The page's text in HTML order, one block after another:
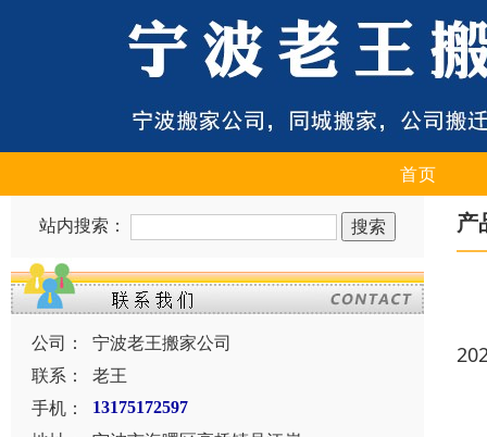
首页
站内搜索：
公司：
宁波老王搬家公司
联系：
老王
手机：
13175172597
产